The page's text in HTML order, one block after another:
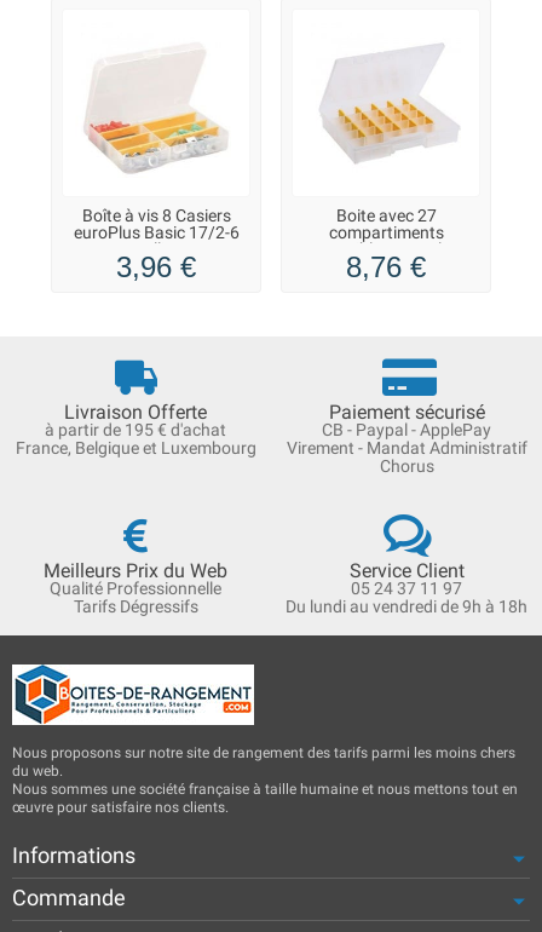
Boîte à vis 8 Casiers
euroPlus Basic 17/2-6
Allit
3,96 €
Boite avec 27
compartiments
amovibles euroPlus
Basic 37/7-20 Allit
8,76 €
Livraison Offerte
à partir de 195 € d'achat
France, Belgique et Luxembourg
Paiement sécurisé
CB - Paypal - ApplePay
Virement - Mandat Administratif
Chorus
Meilleurs Prix du Web
Qualité Professionnelle
Tarifs Dégressifs
Service Client
05 24 37 11 97
Du lundi au vendredi de 9h à 18h
Nous proposons sur notre site de rangement des tarifs parmi les moins chers
du web.
Nous sommes une société française à taille humaine et nous mettons tout en
œuvre pour satisfaire nos clients.
Informations
Commande